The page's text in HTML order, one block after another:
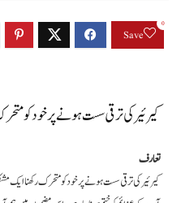
Save
0
کیرئیر کی ترقی سست ہونے پر خود کو
تعارف
کیرئیر کی ترقی سست ہونے پر خود کو متحرک رکھنا